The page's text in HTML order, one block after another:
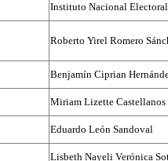
Instituto Nacional Electoral
Roberto Yirel Romero
Benjamín Ciprian
Miriam Lizette Castellanos
Eduardo León Sandoval
Lisbeth Nayeli Verónica